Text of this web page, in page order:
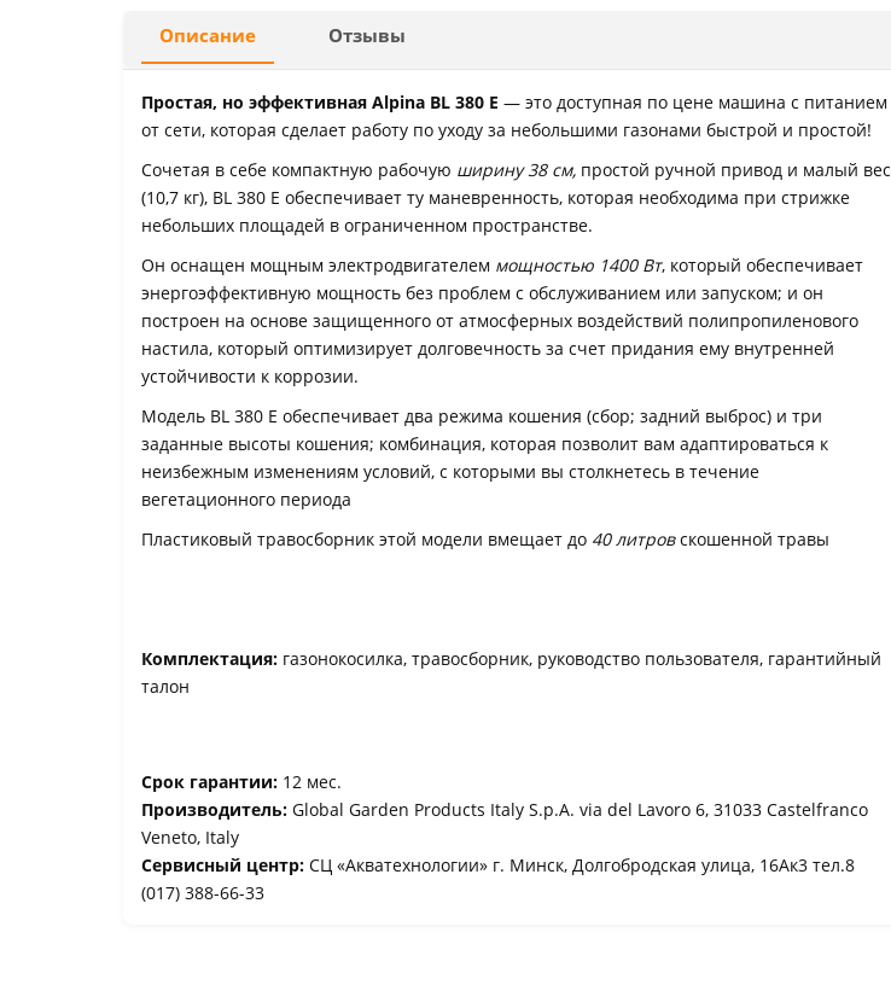
Описание Отзывы
Простая, но эффективная Alpina BL 380 E — это доступная по цене машина с питанием
от сети, которая сделает работу по уходу за небольшими газонами быстрой и простой!
Сочетая в себе компактную рабочую ширину 38 см, простой ручной привод и малый вес
(10,7 кг), BL 380 E обеспечивает ту маневренность, которая необходима при стрижке
небольших площадей в ограниченном пространстве.
Он оснащен мощным электродвигателем мощностью 1400 Вт, который обеспечивает
энергоэффективную мощность без проблем с обслуживанием или запуском; и он
построен на основе защищенного от атмосферных воздействий полипропиленового
настила, который оптимизирует долговечность за счет придания ему внутренней
устойчивости к коррозии.
Модель BL 380 E обеспечивает два режима кошения (сбор; задний выброс) и три
заданные высоты кошения; комбинация, которая позволит вам адаптироваться к
неизбежным изменениям условий, с которыми вы столкнетесь в течение
вегетационного периода
Пластиковый травосборник этой модели вмещает до 40 литров скошенной травы
Комплектация: газонокосилка, травосборник, руководство пользователя, гарантийный
талон
Срок гарантии: 12 мес.
Производитель: Global Garden Products Italy S.p.A. via del Lavoro 6, 31033 Castelfranco
Veneto, Italy
Сервисный центр: СЦ «Акватехнологии» г. Минск, Долгобродская улица, 16Ак3 тел.8
(017) 388-66-33